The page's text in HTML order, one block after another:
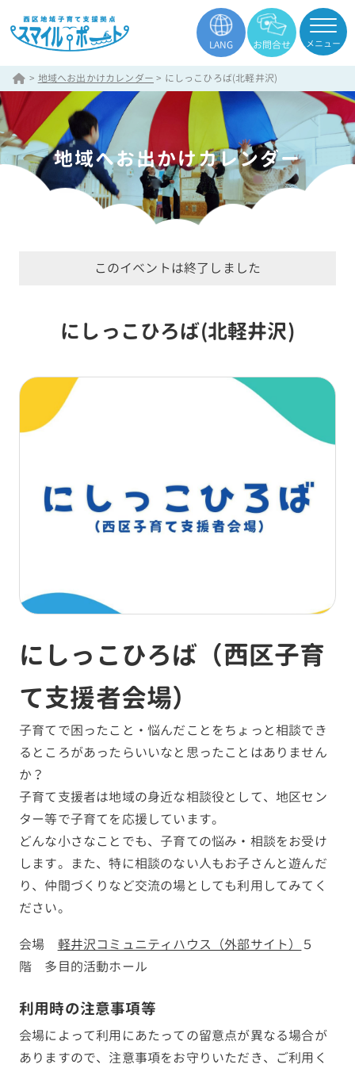
LANG お問合せ メニュー
> 地域へお出かけカレンダー > にしっこひろば(北軽井沢)
地域へお出かけカレンダー
このイベントは終了しました
にしっこひろば(北軽井沢)
にしっこひろば（西区子育
て支援者会場）
子育てで困ったこと・悩んだことをちょっと相談でき
るところがあったらいいなと思ったことはありません
か？
子育て支援者は地域の身近な相談役として、地区セン
ター等で子育てを応援しています。
どんな小さなことでも、子育ての悩み・相談をお受け
します。また、特に相談のない人もお子さんと遊んだ
り、仲間づくりなど交流の場としても利用してみてく
ださい。
会場 軽井沢コミュニティハウス（外部サイト）
５
階 多目的活動ホール
利用時の注意事項等
会場によって利用にあたっての留意点が異なる場合が
ありますので、注意事項をお守りいただき、ご利用く